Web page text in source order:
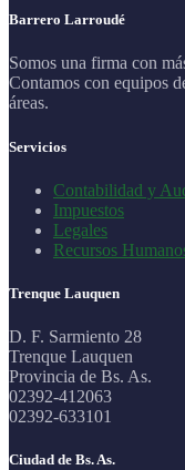
Barrero Larroudé
Somos una firma con
Contamos con equipos
áreas.
Servicios
Contabilidad y
Impuestos
Legales
Recursos
Trenque Lauquen
D. F. Sarmiento 28
Trenque Lauquen
Provincia de Bs. As.
02392-412063
02392-633101
Ciudad de Bs. As.